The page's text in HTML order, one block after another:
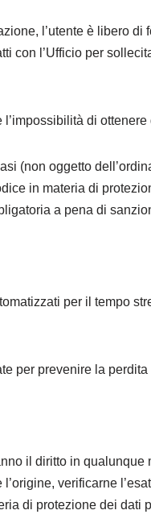
l’utente è libero
con l’Ufficio per
l’impossibilità di
(non oggetto
in materia di
a pena di
per il tempo
per prevenire la
il diritto in
verificarne
di protezione dei dati